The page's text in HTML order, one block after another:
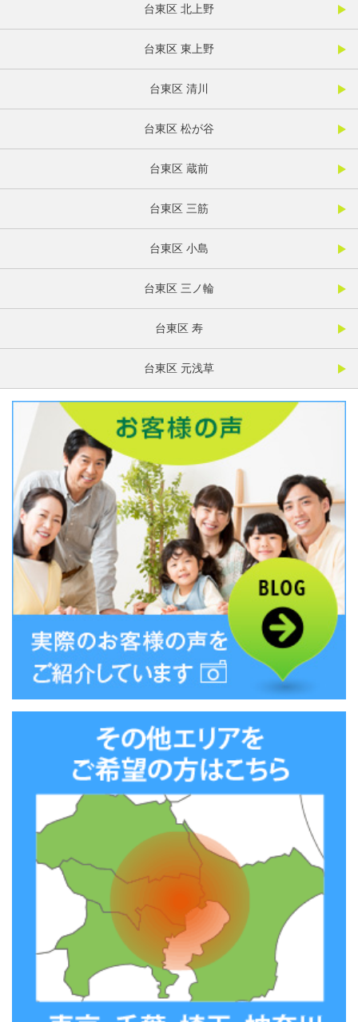
台東区 北上野
台東区 東上野
台東区 清川
台東区 松が谷
台東区 蔵前
台東区 三筋
台東区 小島
台東区 三ノ輪
台東区 寿
台東区 元浅草